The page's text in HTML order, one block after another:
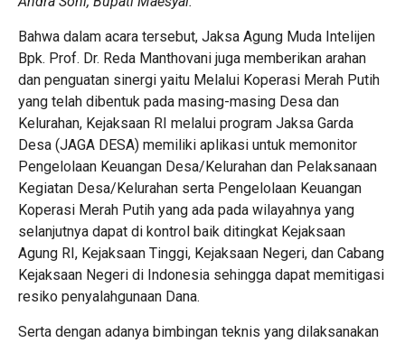
Bahwa dalam acara tersebut, Jaksa Agung Muda Intelijen
Bpk. Prof. Dr. Reda Manthovani juga memberikan arahan
dan penguatan sinergi yaitu Melalui Koperasi Merah Putih
yang telah dibentuk pada masing-masing Desa dan
Kelurahan, Kejaksaan RI melalui program Jaksa Garda
Desa (JAGA DESA) memiliki aplikasi untuk memonitor
Pengelolaan Keuangan Desa/Kelurahan dan Pelaksanaan
Kegiatan Desa/Kelurahan serta Pengelolaan Keuangan
Koperasi Merah Putih yang ada pada wilayahnya yang
selanjutnya dapat di kontrol baik ditingkat Kejaksaan
Agung RI, Kejaksaan Tinggi, Kejaksaan Negeri, dan Cabang
Kejaksaan Negeri di Indonesia sehingga dapat memitigasi
resiko penyalahgunaan Dana.
Serta dengan adanya bimbingan teknis yang dilaksanakan